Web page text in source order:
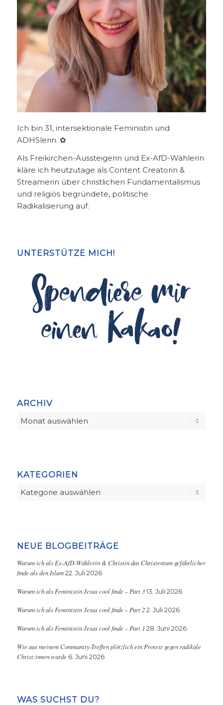
Ich bin 31, intersektionale Feministin und
ADHSlerin. ✿
Als Freikirchen-Aussteigerin und Ex-AfD-Wählerin
kläre ich heutzutage als Content Creatorin &
Streamerin über christlichen Fundamentalismus
und religiös begründete, politische
Radikalisierung auf.
UNTERSTÜTZE MICH!
ARCHIV
KATEGORIEN
Kategorien
NEUE BLOGBEITRÄGE
Warum ich als Ex-AfD-Wählerin & Christin das Christentum gefährlicher
finde als den Islam 22. Juli 2026
Warum ich als Feministin Jesus cool finde – Part 3 13. Juli 2026
Warum ich als Feministin Jesus cool finde – Part 2 2. Juli 2026
Warum ich als Feministin Jesus cool finde – Part 1 28. Juni 2026
Wie aus meinem Community-Treffen plötzlich ein Protest gegen radikale
Christ:innen wurde 6. Juni 2026
WAS SUCHST DU?